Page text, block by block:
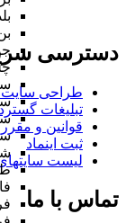
دسترسی
طراحی
تبلیغات
قوانین و
ثبت اینماد
لیست سایتهای
تماس با ما